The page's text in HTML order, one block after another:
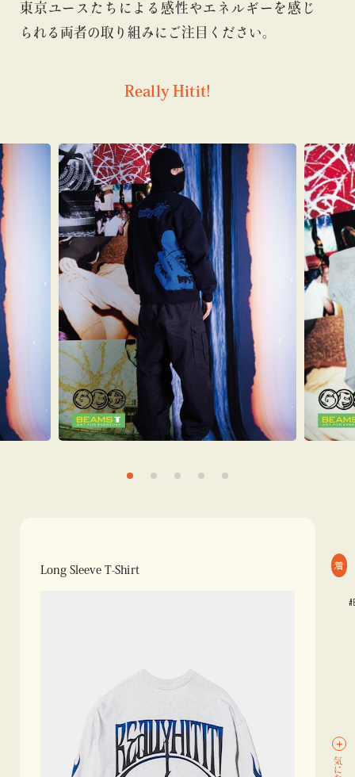
東京ユースたちによる感性やエネルギーを感じ
られる両者の取り組みにご注目ください。
Really Hitit!
Long Sleeve T-Shirt 着